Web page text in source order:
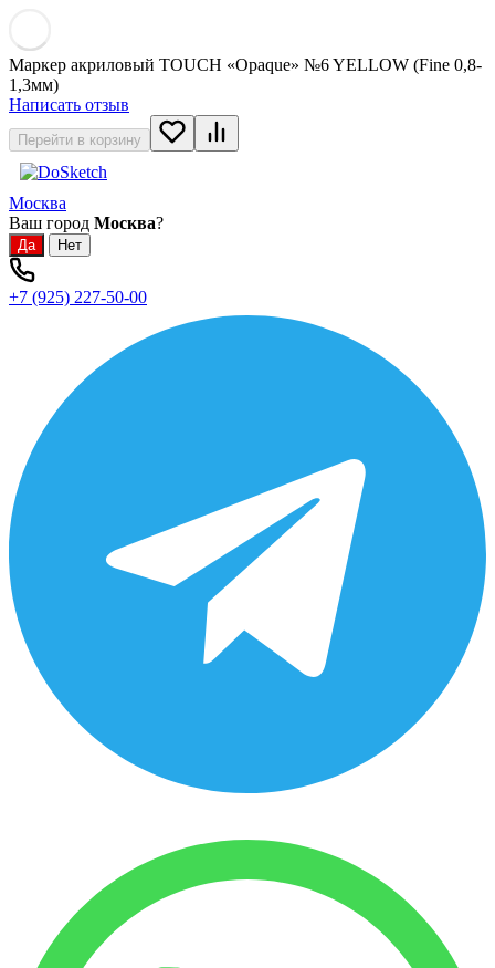
Маркер акриловый TOUCH «Opaque» №6 YELLOW (Fine 0,8-
1,3мм)
Написать отзыв
Перейти в корзину
Москва
Ваш город Москва?
+7 (925) 227-50-00